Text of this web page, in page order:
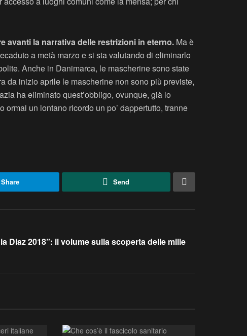
avanti la narrativa delle restrizioni in eterno. Ma è
a metà marzo e si sta valutando di eliminarlo
Anche in Danimarca, le mascherine sono state
da inizio aprile le mascherine non sono più previste,
ha eliminato quest’obbligo, ovunque, già lo
un lontano ricordo un po’ dappertutto, tranne
Share Send
Diaz 2018”: il volume sulla scoperta delle mille